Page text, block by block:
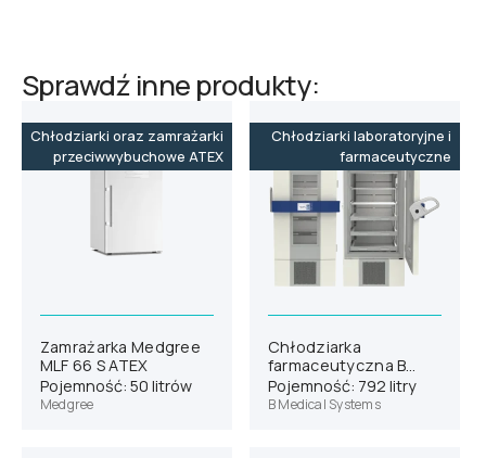
Sprawdź inne produkty:
Chłodziarki oraz zamrażarki
przeciwwybuchowe ATEX
Zamrażarka Medgree
MLF 66 S ATEX
Pojemność: 50 litrów
Medgree
Chłodziarki laboratoryjne i
farmaceutyczne
Chłodziarka
farmaceutyczna B
Medical Systems P700
Pojemność: 792 litry
B Medical Systems